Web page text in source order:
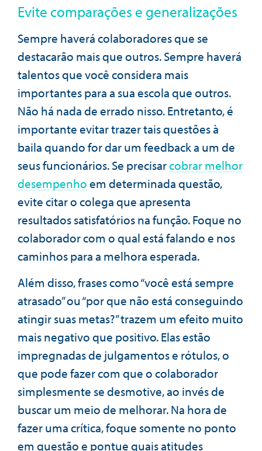
Evite comparações e generalizações
Sempre haverá colaboradores que se
destacarão mais que outros. Sempre haverá
talentos que você considera mais
importantes para a sua escola que outros.
Não há nada de errado nisso. Entretanto, é
importante evitar trazer tais questões à
baila quando for dar um feedback a um de
seus funcionários. Se precisarcobrar melhor
desempenhoem determinada questão,
evite citar o colega que apresenta
resultados satisfatórios na função. Foque no
colaborador com o qual está falando e nos
caminhos para a melhora esperada.
Além disso, frases como “você está sempre
atrasado” ou “por que não está conseguindo
atingir suas metas?” trazem um efeito muito
mais negativo que positivo. Elas estão
impregnadas de julgamentos e rótulos, o
que pode fazer com que o colaborador
simplesmente se desmotive, ao invés de
buscar um meio de melhorar. Na hora de
fazer uma crítica, foque somente no ponto
em questão e pontue quais atitudes